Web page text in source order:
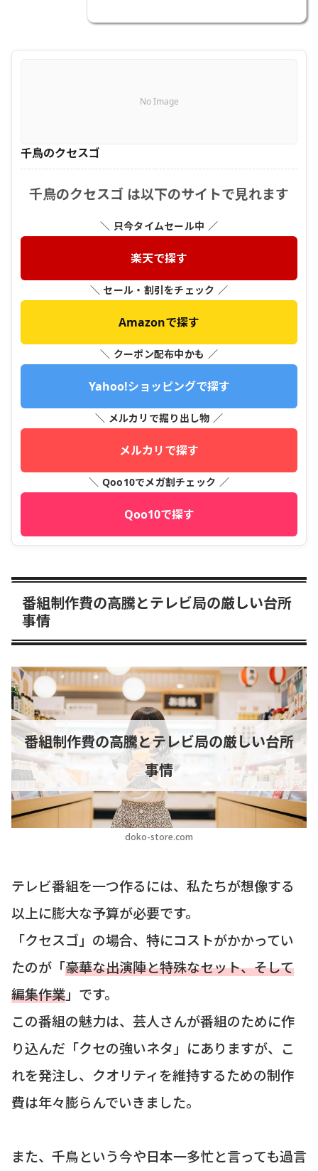
No Image
千鳥のクセスゴ
千鳥のクセスゴ は以下のサイトで見れます
＼ 只今タイムセール中 ／
楽天で探す
＼ セール・割引をチェック ／
Amazonで探す
＼ クーポン配布中かも ／
Yahoo!ショッピングで探す
＼ メルカリで掘り出し物 ／
メルカリで探す
＼ Qoo10でメガ割チェック ／
Qoo10で探す
番組制作費の高騰とテレビ局の厳しい台所
事情
doko-store.com
番組制作費の高騰とテレビ局の厳しい台所
事情
テレビ番組を一つ作るには、私たちが想像する
以上に膨大な予算が必要です。
「クセスゴ」の場合、特にコストがかかってい
たのが「豪華な出演陣と特殊なセット、そして
編集作業」です。
この番組の魅力は、芸人さんが番組のために作
り込んだ「クセの強いネタ」にありますが、こ
れを発注し、クオリティを維持するための制作
費は年々膨らんでいきました。
また、千鳥という今や日本一多忙と言っても過言